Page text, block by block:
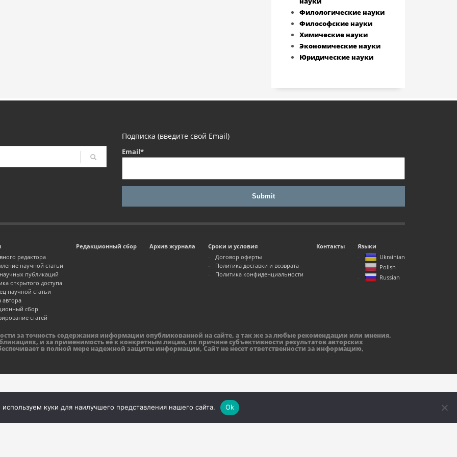
Филологические науки
Философские науки
Химические науки
Экономические науки
Юридические науки
Подписка (введите свой Email)
Email*
редактора
научной статьи
публикаций
открытого доступа
научной статьи
автора
сбор
статей
Редакционный сбор Архив журнала
Сроки и условия
Договор оферты
Политика доставки и возврата
Политика конфиденциальности
Контакты
Языки
Ukrainian
Polish
Russian
за точность содержания информации опубликованной на сайте, а так же за любые рекомендации или мнения,
и за применимость её к конкретным лицам, по причине субъективности результатов авторских
в полной мере надежной защиты информации, Сайт не несет ответственности за информацию,
куки для наилучшего представления нашего сайта. Ok